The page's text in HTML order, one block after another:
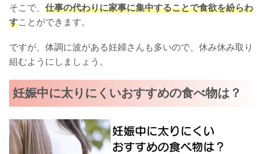
そこで、 仕事の代わりに家事に集中することで食欲を紛らわ
すことができます。
ですが、体調に波がある妊婦さんも多いので、休み休み取り
組むようにしましょう。
妊娠中に太りにくいおすすめの食べ物は？